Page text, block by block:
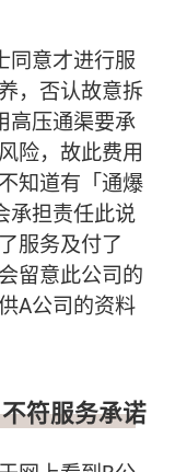
同意才进行服
，否认故意拆
高压通渠要承
险，故此费用
知道有「通爆
承担责任此说
服务及付了
留意此公司的
A公司的资料
符服务承诺